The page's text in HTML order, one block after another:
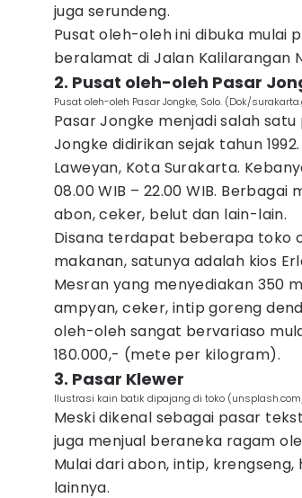
juga serundeng.
Pusat oleh-oleh ini dibuka mulai
beralamat di Jalan Kalilarangan
2. Pusat oleh-oleh Pasar
Pusat oleh-oleh Pasar Jongke, Solo. (Dok/
Pasar Jongke menjadi salah
Jongke didirikan sejak tahun
Laweyan, Kota Surakarta.
08.00 WIB – 22.00 WIB.
abon, ceker, belut dan lain-lain.
Disana terdapat beberapa toko
makanan, satunya adalah kios
Mesran yang menyediakan 350
ampyan, ceker, intip goreng
oleh-oleh sangat bervariaso
180.000,- (mete per kilogram).
3. Pasar Klewer
Ilustrasi kain batik dipajang di toko
Meski dikenal sebagai pasar
juga menjual beraneka ragam
Mulai dari abon, intip,
lainnya.